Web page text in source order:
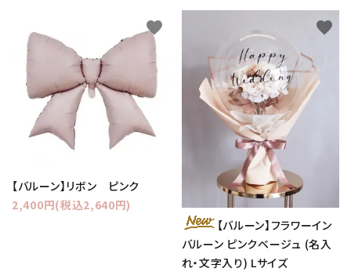
新規会員登録
【バルーン】リボン ピンク
2,400円(税込2,640円)
favorite
【バルーン】フラワーイン
バルーン ピンクベージュ (名入
れ・文字入り) Lサイズ
favorite